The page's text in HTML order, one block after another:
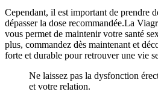
Cependant, il est important de prendre
dépasser la dose recommandée.La
vous permet de maintenir votre santé
plus, commandez dès maintenant et
forte et durable pour retrouver une vie
Ne laissez pas la dysfonction
et votre relation.